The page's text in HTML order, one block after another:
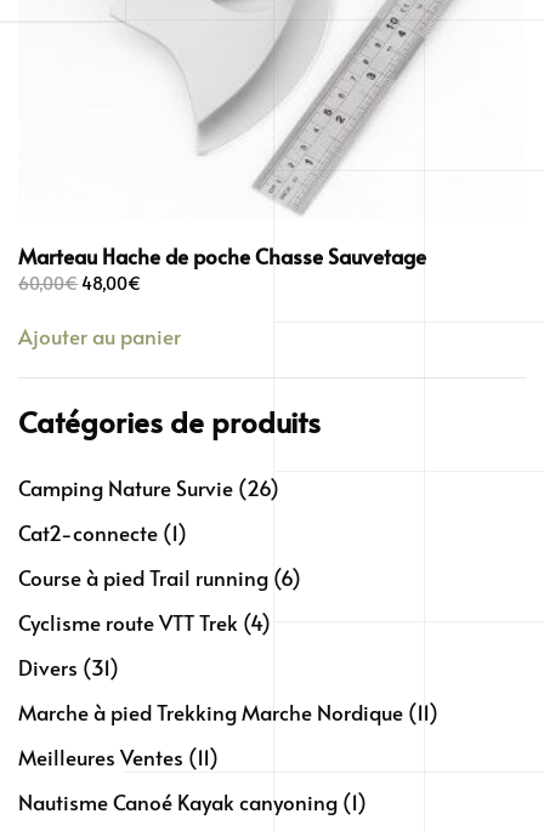
Marteau Hache de poche Chasse Sauvetage
60,00€Le
initial
60,00€.
48,00€
actuel
48,00€.
Ajouter au panier
Catégories de produits
Camping Nature Survie (26)
Cat2-connecte (1)
Course à pied Trail running (6)
Cyclisme route VTT Trek (4)
Divers (31)
Marche à pied Trekking Marche Nordique (11)
Meilleures Ventes (11)
Nautisme Canoé Kayak canyoning (1)